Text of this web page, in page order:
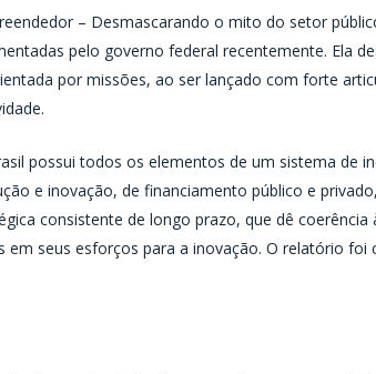
– Desmascarando o mito do setor
pelo governo federal recentemente. Ela
por missões, ao ser lançado com forte
possui todos os elementos de um sistema de
e inovação, de financiamento público e
consistente de longo prazo, que dê
em seus esforços para a inovação. O relatório